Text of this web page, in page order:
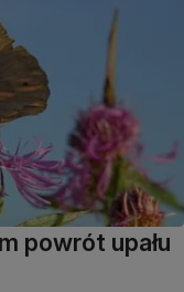
powrót upału